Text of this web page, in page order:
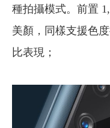
種拍攝模式。前置
美顏，同樣支援色
比表現；